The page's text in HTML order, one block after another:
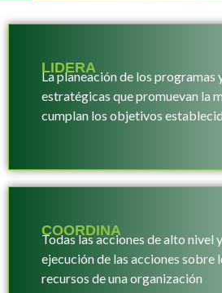
LIDERA
La planeación de los programas
estratégicas que promuevan la
cumplan los objetivos
COORDINA
Todas las acciones de alto nivel
ejecución de las acciones sobre
recursos de una organización